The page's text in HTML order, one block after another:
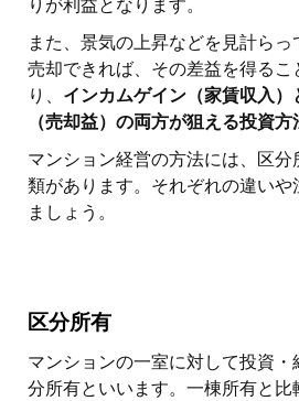
りが利益となります。
また、景気の上昇などを見計らっ
売却できれば、その差益を得るこ
り、 インカムゲイン（家賃収入
（売却益）の両方が狙える投資
マンション経営の方法には、区
類があります。それぞれの違いや
ましょう。
区分所有
マンションの一室に対して投資
分所有といいます。一棟所有と比